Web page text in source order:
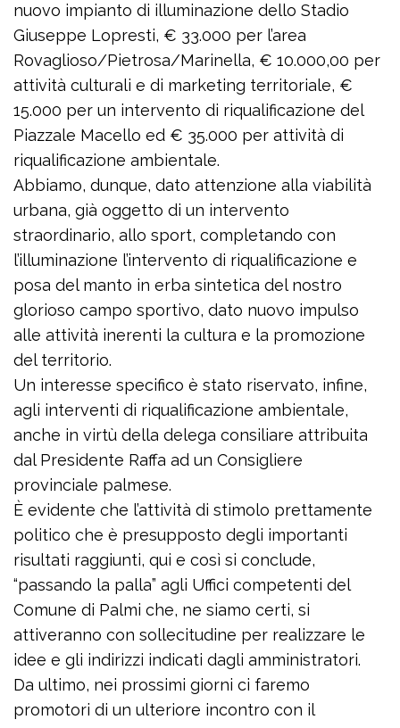
nuovo impianto di illuminazione dello Stadio
Giuseppe Lopresti, € 33.000 per l’area
Rovaglioso/Pietrosa/Marinella, € 10.000,00 per
attività culturali e di marketing territoriale, €
15.000 per un intervento di riqualificazione del
Piazzale Macello ed € 35.000 per attività di
riqualificazione ambientale.
Abbiamo, dunque, dato attenzione alla viabilità
urbana, già oggetto di un intervento
straordinario, allo sport, completando con
l’illuminazione l’intervento di riqualificazione e
posa del manto in erba sintetica del nostro
glorioso campo sportivo, dato nuovo impulso
alle attività inerenti la cultura e la promozione
del territorio.
Un interesse specifico è stato riservato, infine,
agli interventi di riqualificazione ambientale,
anche in virtù della delega consiliare attribuita
dal Presidente Raffa ad un Consigliere
provinciale palmese.
È evidente che l’attività di stimolo prettamente
politico che è presupposto degli importanti
risultati raggiunti, qui e così si conclude,
“passando la palla” agli Uffici competenti del
Comune di Palmi che, ne siamo certi, si
attiveranno con sollecitudine per realizzare le
idee e gli indirizzi indicati dagli amministratori.
Da ultimo, nei prossimi giorni ci faremo
promotori di un ulteriore incontro con il